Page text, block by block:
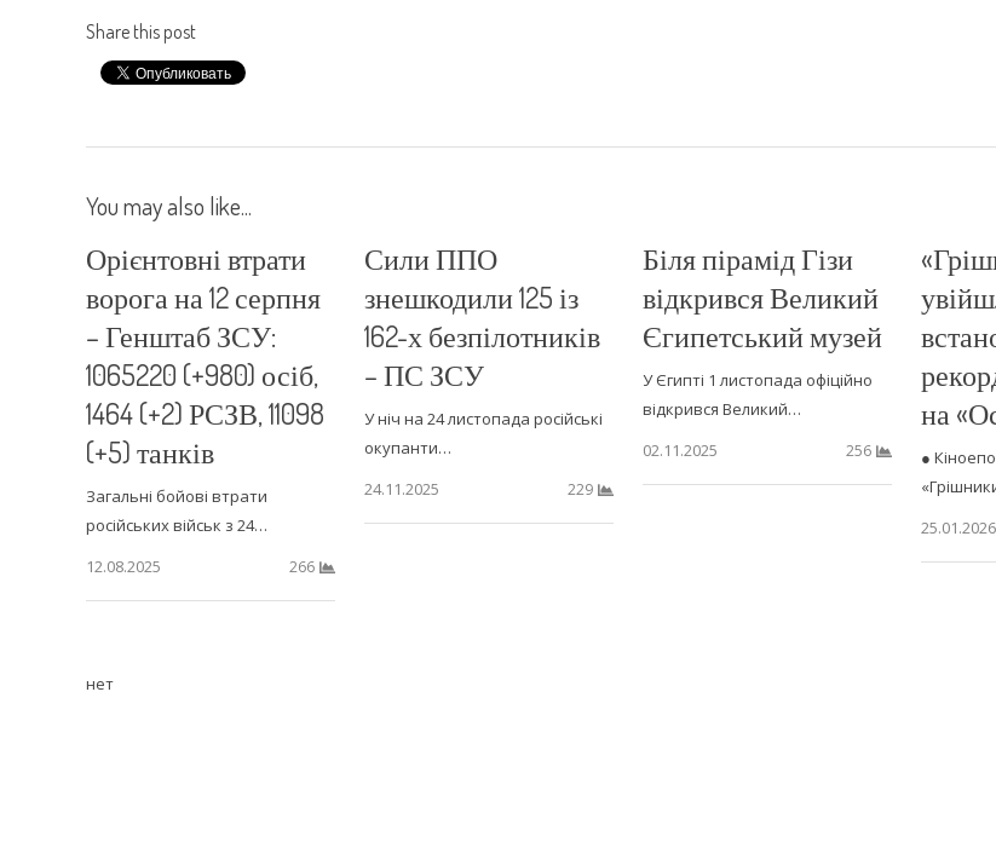
Share this post
You may also like...
Орієнтовні втрати
ворога на 12 серпня
– Генштаб ЗСУ:
1065220 (+980) осіб,
1464 (+2) РСЗВ, 11098
(+5) танків
Загальні бойові втрати
російських військ з 24…
12.08.2025
266
Сили ППО
знешкодили 125 із
162-х безпілотників
– ПС ЗСУ
У ніч на 24 листопада російські
окупанти…
24.11.2025
229
Біля пірамід Гізи
відкрився Великий
Єгипетський музей
У Єгипті 1 листопада офіційно
відкрився Великий…
02.11.2025
256
на
●
25.01.2026
нет